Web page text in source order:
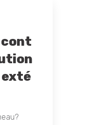
exté